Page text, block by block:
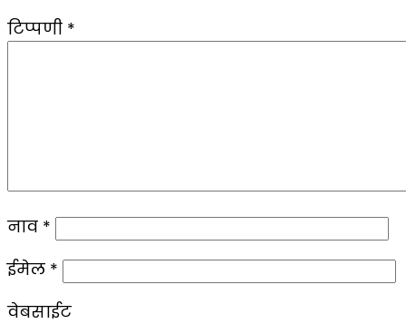
टिप्पणी *
नाव *
ईमेल *
वेबसाईट